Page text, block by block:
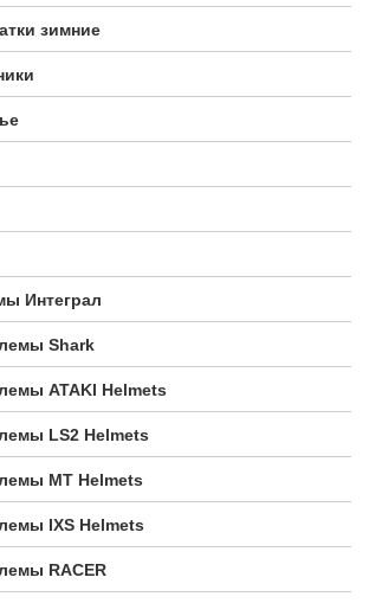
зимние
Интеграл
Shark
ATAKI Helmets
LS2 Helmets
MT Helmets
IXS Helmets
RACER